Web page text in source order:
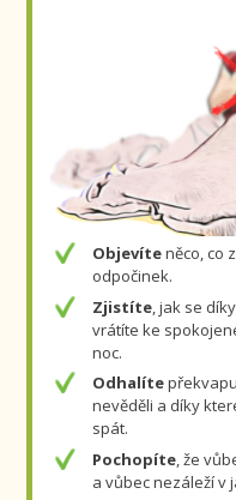
Objevíteněco, co
odpočinek.
Zjistíte, jak se
vrátíte ke
noc.
Odhalíte
nevěděli a díky
spát.
Pochopíte, že
a vůbec nezáleží v